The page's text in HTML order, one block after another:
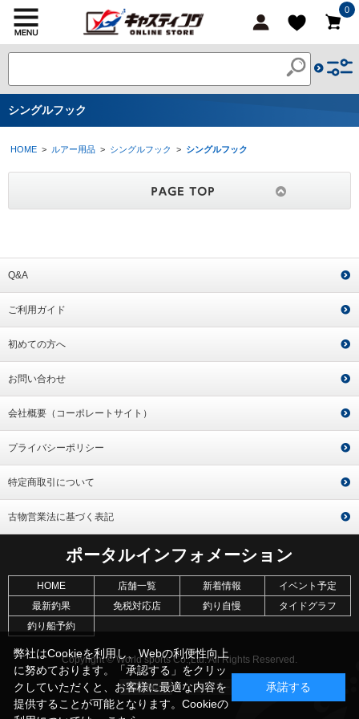
0
シングルフック
HOME > ルアー用品 > シングルフック > シングルフック
Q&A
ご利用ガイド
初めての方へ
お問い合わせ
会社概要（コーポレートサイト）
プライバシーポリシー
特定商取引について
古物営業法に基づく表記
ポータルインフォメーション
HOME 店舗一覧 新着情報
イベント予定
最新釣果
免税対応店 釣り自慢
タイドグラフ
釣り船予約
Copyright © World sports Co.,Ltd. All Rights Reserved.
弊社はCookieを利用し、Webの利便性向上
に努めております。「承認する」をクリッ
クしていただくと、お客様に最適な内容を
提供することが可能となります。Cookieの
承諾する